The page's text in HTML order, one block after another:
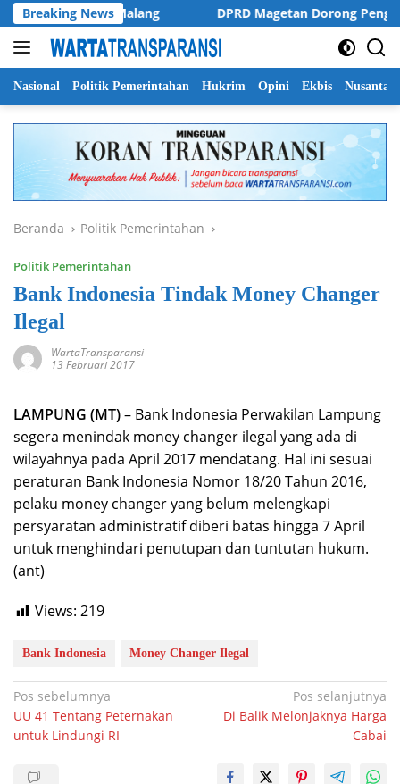
Langsung
ke
konten
Breaking News
300 Ojol di Malang DPRD Magetan Dorong
Nasional Politik Pemerintahan Hukrim Opini Ekbis Nusantara
Beranda Politik Pemerintahan
Politik Pemerintahan
Bank Indonesia Tindak Money Changer
Ilegal
WartaTransparansi
13 Februari 2017
LAMPUNG (MT)– Bank Indonesia Perwakilan Lampung
segera menindak money changer ilegal yang ada di
wilayahnya pada April 2017 mendatang. Hal ini sesuai
peraturan Bank Indonesia Nomor 18/20 Tahun 2016,
pelaku money changer yang belum melengkapi
persyaratan administratif diberi batas hingga 7 April
untuk menghindari penutupan dan tuntutan hukum.
(ant)
Views: 219
Bank Indonesia Money Changer Ilegal
Navigasi
pos
Pos sebelumnya
UU 41 Tentang Peternakan
untuk Lindungi RI
Pos selanjutnya
Di Balik Melonjaknya Harga
Cabai